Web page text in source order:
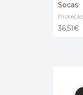
Socas
36,51€